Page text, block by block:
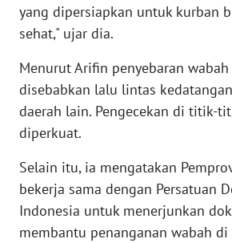
yang dipersiapkan untuk kurban
sehat," ujar dia.
Menurut Arifin penyebaran wabah
disebabkan lalu lintas
daerah lain. Pengecekan di titik-
diperkuat.
Selain itu, ia mengatakan
bekerja sama dengan Persatuan
Indonesia untuk menerjunkan
membantu penanganan wabah di
WN
JABAR
WN
BANTEN
WN
WN
KEPRI